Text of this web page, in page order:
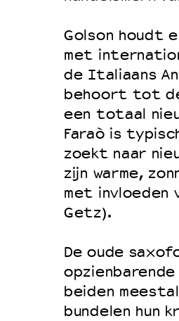
Ruimte voor
Golson houdt
met
de Italiaans
behoort tot
een totaal
Faraò is
zoekt naar
zijn warme,
met invloeden
Getz).
De oude
beiden
bundelen hun